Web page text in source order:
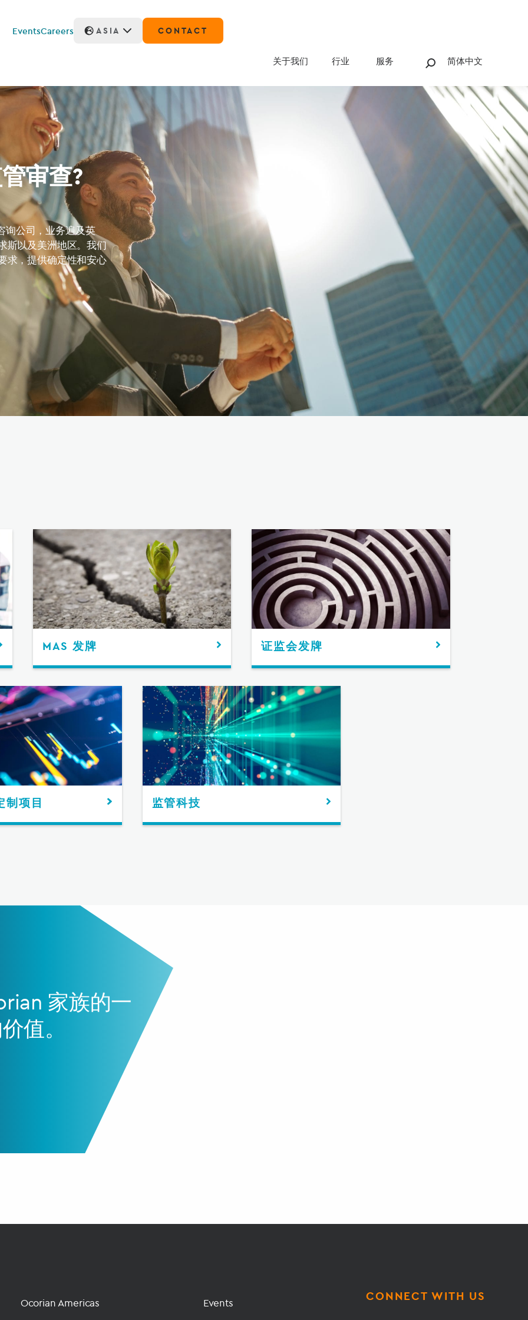
EventsCareers ASIA CONTACT
关于我们 行业 服务 简体中文
审查?
询公司，业务遍及英
斯以及美洲地区。我们
求，提供确定性和安心
MAS 发牌 证监会发牌
制项目 监管科技
家族的一
值。
Ocorian Americas Events CONNECT WITH US